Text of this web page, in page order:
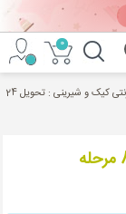
0
خرید اینترنتی کیک و شیرینی : تحویل 24